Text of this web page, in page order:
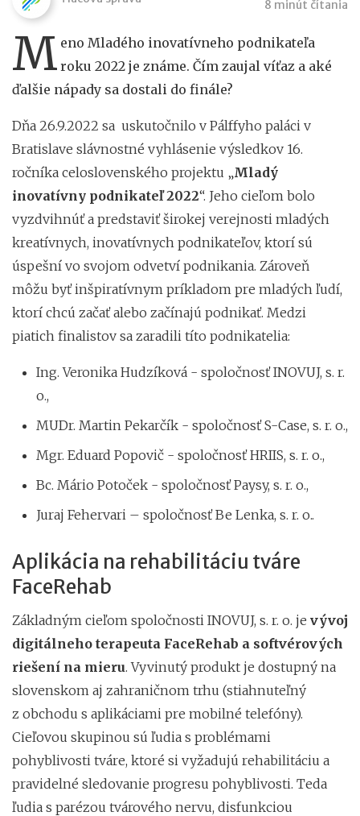
8 minút čítania
M eno Mladého inovatívneho podnikateľa
roku 2022 je známe. Čím zaujal víťaz a aké
ďalšie nápady sa dostali do finále?
Dňa 26.9.2022 sa uskutočnilo v Pálffyho paláci v
Bratislave slávnostné vyhlásenie výsledkov 16.
ročníka celoslovenského projektu „Mladý
inovatívny podnikateľ 2022“. Jeho cieľom bolo
vyzdvihnúť a predstaviť širokej verejnosti mladých
kreatívnych, inovatívnych podnikateľov, ktorí sú
úspešní vo svojom odvetví podnikania. Zároveň
môžu byť inšpiratívnym príkladom pre mladých ľudí,
ktorí chcú začať alebo začínajú podnikať. Medzi
piatich finalistov sa zaradili títo podnikatelia:
Ing. Veronika Hudzíková - spoločnosť INOVUJ, s. r.
o.,
MUDr. Martin Pekarčík - spoločnosť S-Case, s. r. o.,
Mgr. Eduard Popovič - spoločnosť HRIIS, s. r. o.,
Bc. Mário Potoček - spoločnosť Paysy, s. r. o.,
Juraj Fehervari – spoločnosť Be Lenka, s. r. o..
Aplikácia na rehabilitáciu tváre
FaceRehab
Základným cieľom spoločnosti INOVUJ, s. r. o. je vývoj
digitálneho terapeuta FaceRehab a softvérových
riešení na mieru. Vyvinutý produkt je dostupný na
slovenskom aj zahraničnom trhu (stiahnuteľný
z obchodu s aplikáciami pre mobilné telefóny).
Cieľovou skupinou sú ľudia s problémami
pohyblivosti tváre, ktoré si vyžadujú rehabilitáciu a
pravidelné sledovanie progresu pohyblivosti. Teda
ľudia s parézou tvárového nervu, disfunkciou